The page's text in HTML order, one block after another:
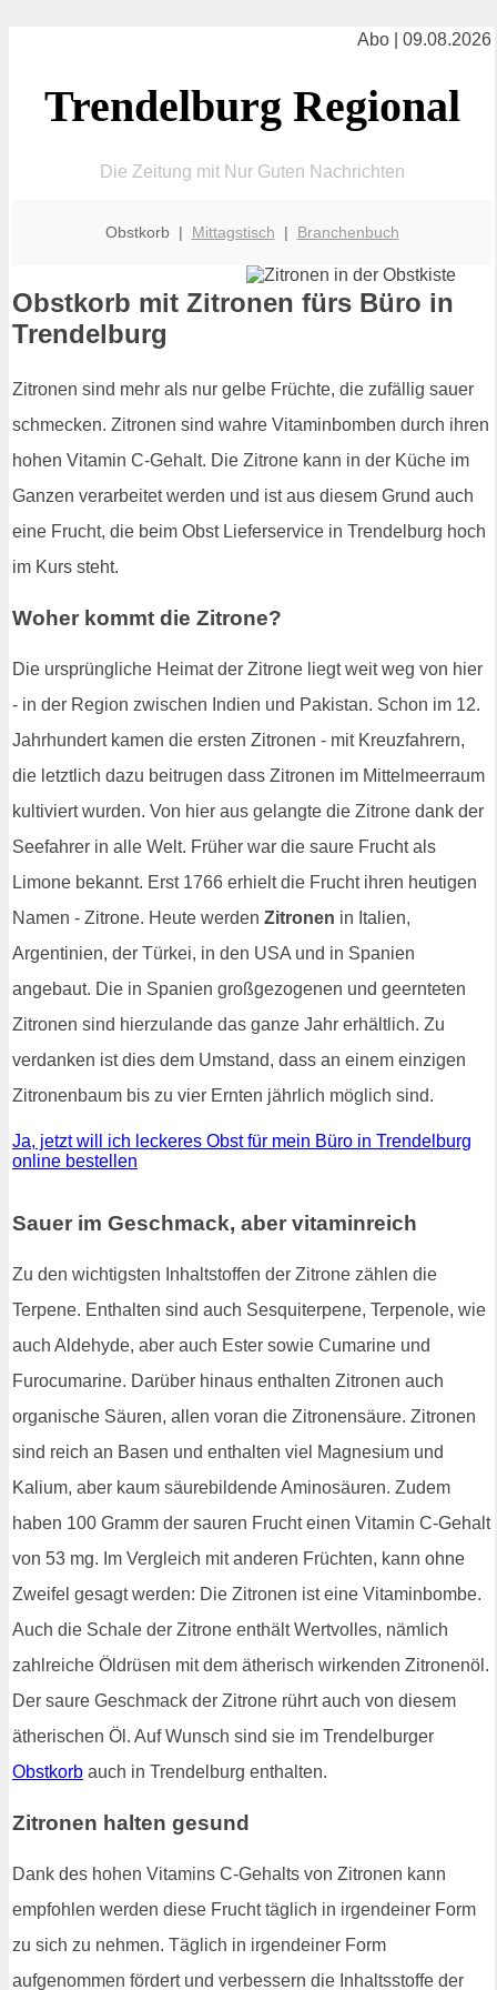
Abo | 09.08.2026
Trendelburg Regional
Die Zeitung mit Nur Guten Nachrichten
Obstkorb | Mittagstisch | Branchenbuch
Obstkorb mit Zitronen fürs Büro in
Trendelburg
Zitronen sind mehr als nur gelbe Früchte, die zufällig sauer
schmecken. Zitronen sind wahre Vitaminbomben durch ihren
hohen Vitamin C-Gehalt. Die Zitrone kann in der Küche im
Ganzen verarbeitet werden und ist aus diesem Grund auch
eine Frucht, die beim Obst Lieferservice in Trendelburg hoch
im Kurs steht.
Woher kommt die Zitrone?
Die ursprüngliche Heimat der Zitrone liegt weit weg von hier
- in der Region zwischen Indien und Pakistan. Schon im 12.
Jahrhundert kamen die ersten Zitronen - mit Kreuzfahrern,
die letztlich dazu beitrugen dass Zitronen im Mittelmeerraum
kultiviert wurden. Von hier aus gelangte die Zitrone dank der
Seefahrer in alle Welt. Früher war die saure Frucht als
Limone bekannt. Erst 1766 erhielt die Frucht ihren heutigen
Namen - Zitrone. Heute werden Zitronen in Italien,
Argentinien, der Türkei, in den USA und in Spanien
angebaut. Die in Spanien großgezogenen und geernteten
Zitronen sind hierzulande das ganze Jahr erhältlich. Zu
verdanken ist dies dem Umstand, dass an einem einzigen
Zitronenbaum bis zu vier Ernten jährlich möglich sind.
Ja, jetzt will ich leckeres Obst für mein Büro in Trendelburg
online bestellen
Sauer im Geschmack, aber vitaminreich
Zu den wichtigsten Inhaltstoffen der Zitrone zählen die
Terpene. Enthalten sind auch Sesquiterpene, Terpenole, wie
auch Aldehyde, aber auch Ester sowie Cumarine und
Furocumarine. Darüber hinaus enthalten Zitronen auch
organische Säuren, allen voran die Zitronensäure. Zitronen
sind reich an Basen und enthalten viel Magnesium und
Kalium, aber kaum säurebildende Aminosäuren. Zudem
haben 100 Gramm der sauren Frucht einen Vitamin C-Gehalt
von 53 mg. Im Vergleich mit anderen Früchten, kann ohne
Zweifel gesagt werden: Die Zitronen ist eine Vitaminbombe.
Auch die Schale der Zitrone enthält Wertvolles, nämlich
zahlreiche Öldrüsen mit dem ätherisch wirkenden Zitronenöl.
Der saure Geschmack der Zitrone rührt auch von diesem
ätherischen Öl. Auf Wunsch sind sie im Trendelburger
Obstkorb auch in Trendelburg enthalten.
Zitronen halten gesund
Dank des hohen Vitamins C-Gehalts von Zitronen kann
empfohlen werden diese Frucht täglich in irgendeiner Form
zu sich zu nehmen. Täglich in irgendeiner Form
aufgenommen fördert und verbessern die Inhaltsstoffe der